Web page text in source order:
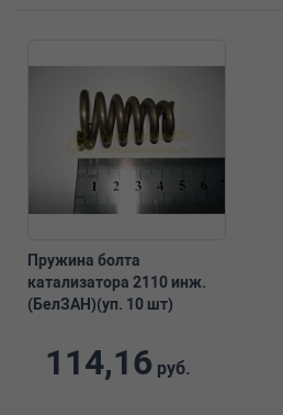
Пружина болта
катализатора 2110 инж.
(БелЗАН)(уп. 10 шт)
114,16 руб.